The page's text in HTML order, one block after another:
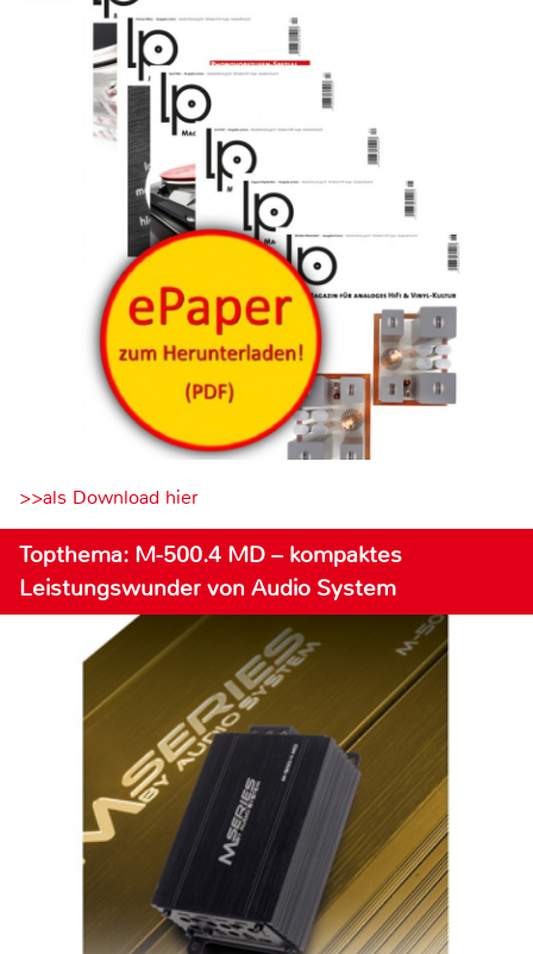
>>als Download hier
Topthema: M-500.4 MD – kompaktes
Leistungswunder von Audio System